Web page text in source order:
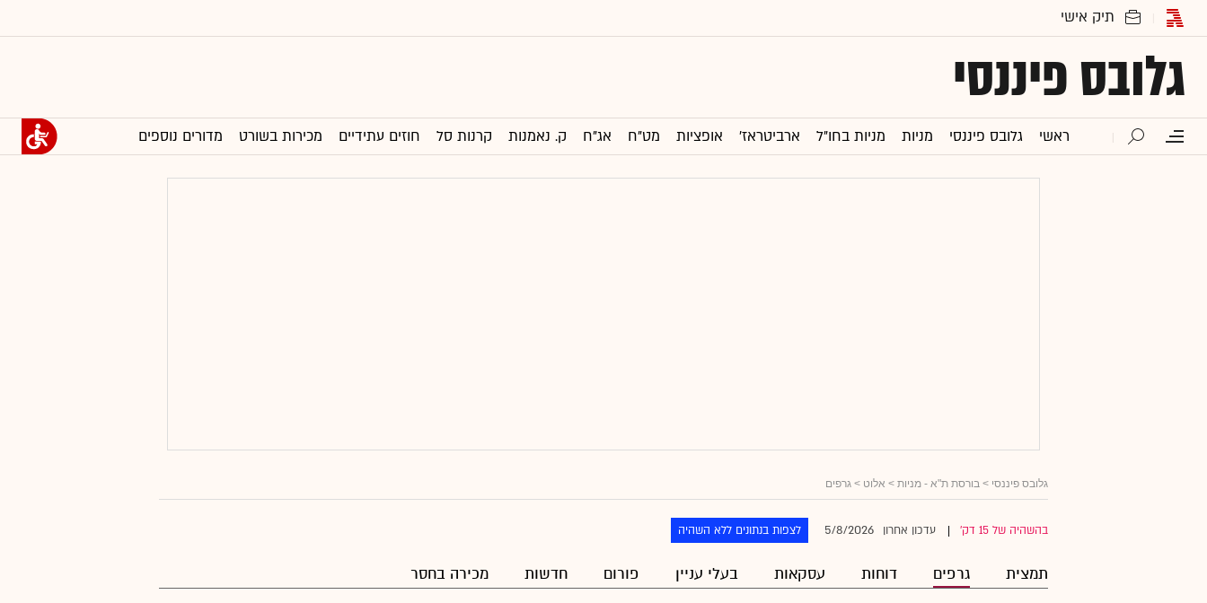
גלובס פיננסי
ראשי גלובס פיננסי מניות מניות בחו"ל ארביטראז' אופציות מט"ח אג"ח ק. נאמנות קרנות סל חוזים עתידיים מכירות בשורט מדורים נוספים
גלובס פיננסי > בורסת ת"א - מניות > אלוט > גרפים
בהשהיה של 15 דק' עדכון אחרון 5/8/2026 לצפות בנתונים ללא השהיה
תמצית גרפים דוחות עסקאות בעלי עניין פורום חדשות מכירה בחסר